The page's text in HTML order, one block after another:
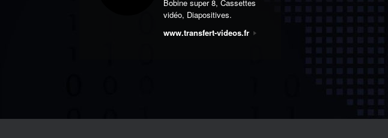
Bobine super 8, Cassettes
vidéo, Diapositives.
www.transfert-videos.fr